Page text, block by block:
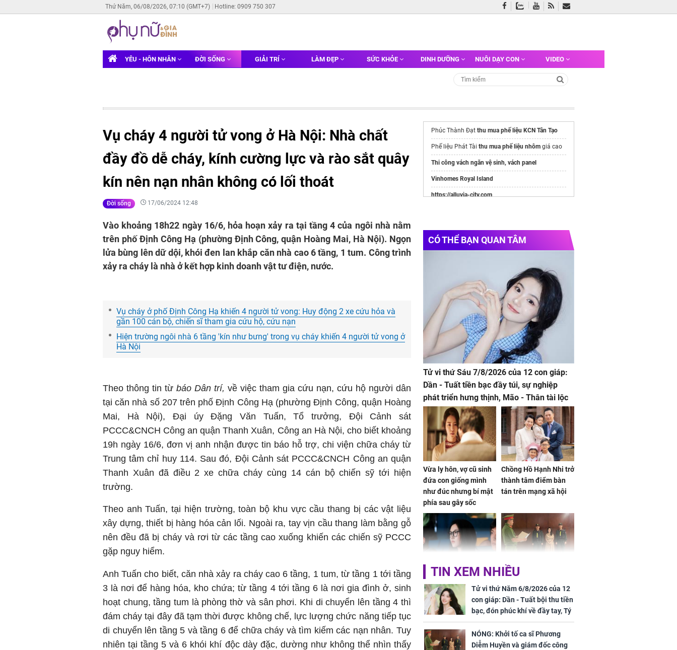
Thứ Năm, 06/08/2026, 07:10 (GMT+7) Hotline: 0909 750 307
YÊU - HÔN NHÂN ĐỜI SỐNG GIẢI TRÍ LÀM ĐẸP SỨC KHỎE DINH DƯỠNG NUÔI DẠY CON VIDEO
Vụ cháy 4 người tử vong ở Hà Nội: Nhà chất
đầy đồ dễ cháy, kính cường lực và rào sắt quây
kín nên nạn nhân không có lối thoát
Đời sống 17/06/2024 12:48
Vào khoảng 18h22 ngày 16/6, hỏa hoạn xảy ra tại tầng 4 của ngôi nhà nằm
trên phố Định Công Hạ (phường Định Công, quận Hoàng Mai, Hà Nội). Ngọn
lửa bùng lên dữ dội, khói đen lan khắp căn nhà cao 6 tầng, 1 tum. Công trình
xảy ra cháy là nhà ở kết hợp kinh doanh vật tư điện, nước.
Vụ cháy ở phố Định Công Hạ khiến 4 người tử vong: Huy động 2 xe cứu hỏa và
gần 100 cán bộ, chiến sĩ tham gia cứu hộ, cứu nạn
Hiện trường ngôi nhà 6 tầng 'kín như bưng' trong vụ cháy khiến 4 người tử vong ở
Hà Nội
Theo thông tin từ báo Dân trí, về việc tham gia cứu nạn, cứu hộ người dân
tại căn nhà số 207 trên phố Định Công Hạ (phường Định Công, quận Hoàng
Mai, Hà Nội), Đại úy Đặng Văn Tuấn, Tổ trưởng, Đội Cảnh sát
PCCC&CNCH Công an quận Thanh Xuân, Công an Hà Nội, cho biết khoảng
19h ngày 16/6, đơn vị anh nhận được tin báo hỗ trợ, chi viện chữa cháy từ
Trung tâm chỉ huy 114. Sau đó, Đội Cảnh sát PCCC&CNCH Công an quận
Thanh Xuân đã điều 2 xe chữa cháy cùng 14 cán bộ chiến sỹ tới hiện
trường.
Theo anh Tuấn, tại hiện trường, toàn bộ khu vực cầu thang bị các vật liệu
xây dựng, thiết bị hàng hóa cản lối. Ngoài ra, tay vịn cầu thang làm bằng gỗ
nên đều đã bị cháy và rơi từ các tầng cao xuống khiến các chiến sỹ PCCC
gặp nguy hiểm.
Anh Tuấn cho biết, căn nhà xảy ra cháy cao 6 tầng, 1 tum, từ tầng 1 tới tầng
3 là nơi để hàng hóa, kho chứa; từ tầng 4 tới tầng 6 là nơi gia đình ở, sinh
hoạt chung, tầng tum là phòng thờ và sân phơi. Khi di chuyển lên tầng 4 thì
đám cháy tại đây đã tạm thời được không chế, lực lượng chức năng tiếp tục
di chuyển lên tầng 5 và tầng 6 để chữa cháy và tìm kiếm các nạn nhân. Tuy
nhiên tại tầng 5 và 6 khói khí độc dày đặc, dường như không thể nhìn thấy
Phúc Thành Đạt thu mua phế liệu KCN Tân Tạo
Phế liệu Phát Tài thu mua phế liệu nhôm giá cao
Thi công vách ngăn vệ sinh, vách panel
Vinhomes Royal Island
https://alluvia-city.com
Đầu Tư
CÓ THỂ BẠN QUAN TÂM
Tử vi thứ Sáu 7/8/2026 của 12 con giáp:
Dần - Tuất tiền bạc đầy túi, sự nghiệp
phát triển hưng thịnh, Mão - Thân tài lộc
ảm đạm, mọi sự khó thành công mỹ mãn
Vừa ly hôn, vợ cũ sinh
đứa con giống mình
như đúc nhưng bí mật
phía sau gây sốc
Chồng Hồ Hạnh Nhi trở
thành tâm điểm bàn
tán trên mạng xã hội
Nhan sắc ở tuổi 20 của
con gái Vương Phi sau
4 lần phẫu thuật gây
bất ngờ
NÓNG: Khởi tố ca sĩ
Phương Diễm Huyền
và giám đốc công ty
truyền thông
TIN XEM NHIỀU
Tử vi thứ Năm 6/8/2026 của 12
con giáp: Dần - Tuất bội thu tiền
bạc, đón phúc khí về đầy tay, Tý
- Mão công việc khó khăn, tiền
bạc đội nón ra đi
NÓNG: Khởi tố ca sĩ Phương
Diễm Huyền và giám đốc công